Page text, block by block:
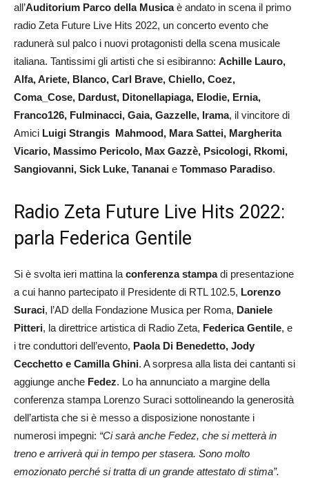
all’Auditorium Parco della Musicaè andato in scena il primo
radio Zeta Future Live Hits 2022, un concerto evento che
radunerà sul palco i nuovi protagonisti della scena musicale
italiana. Tantissimi gli artisti che si esibiranno: Achille Lauro,
Alfa, Ariete, Blanco, Carl Brave, Chiello, Coez,
Coma_Cose, Dardust, Ditonellapiaga, Elodie, Ernia,
Franco126, Fulminacci, Gaia, Gazzelle, Irama, il vincitore di
Amici Luigi Strangis Mahmood, Mara Sattei, Margherita
Vicario, Massimo Pericolo, Max Gazzè, Psicologi, Rkomi,
Sangiovanni, Sick Luke, Tananai e Tommaso Paradiso.
Radio Zeta Future Live Hits 2022:
parla Federica Gentile
Si è svolta ieri mattina la conferenza stampadi presentazione
a cui hanno partecipato il Presidente di RTL 102.5, Lorenzo
Suraci, l’AD della Fondazione Musica per Roma, Daniele
Pitteri, la direttrice artistica di Radio Zeta, Federica Gentile, e
i tre conduttori dell’evento, Paola Di Benedetto, Jody
Cecchetto e Camilla Ghini. A sorpresa alla lista dei cantanti si
aggiunge anche Fedez. Lo ha annunciato a margine della
conferenza stampa Lorenzo Suraci sottolineando la generosità
dell’artista che si è messo a disposizione nonostante i
numerosi impegni: “Ci sarà anche Fedez, che si metterà in
treno e arriverà qui in tempo per stasera. Sono molto
emozionato perché si tratta di un grande attestato di stima”.